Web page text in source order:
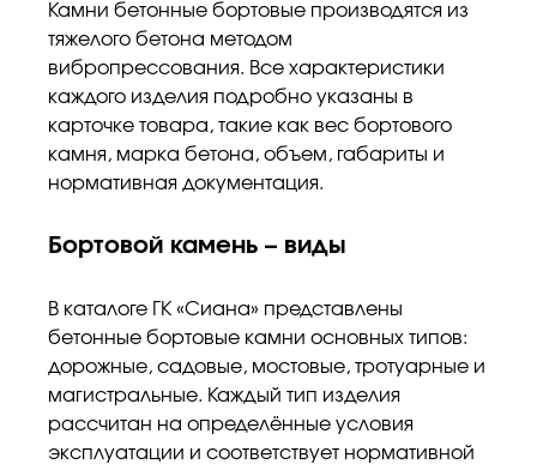
Камни бетонные бортовые производятся из
тяжелого бетона методом
вибропрессования. Все характеристики
каждого изделия подробно указаны в
карточке товара, такие как вес бортового
камня, марка бетона, объем, габариты и
нормативная документация.
Бортовой камень – виды
В каталоге ГК «Сиана» представлены
бетонные бортовые камни основных типов:
дорожные, садовые, мостовые, тротуарные и
магистральные. Каждый тип изделия
рассчитан на определённые условия
эксплуатации и соответствует нормативной